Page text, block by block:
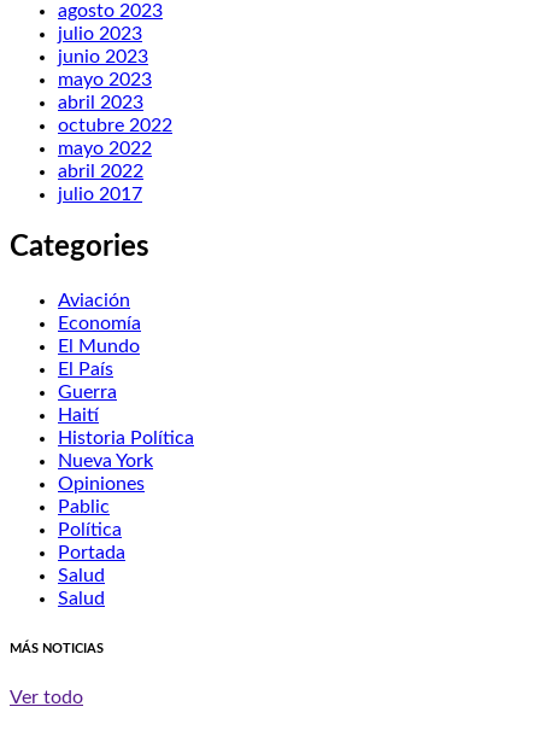
agosto 2023
julio 2023
junio 2023
mayo 2023
abril 2023
octubre 2022
mayo 2022
abril 2022
julio 2017
Categories
Aviación
Economía
El Mundo
El País
Guerra
Haití
Historia Política
Nueva York
Opiniones
Pablic
Política
Portada
Salud
Salud
MÁS NOTICIAS
Ver todo